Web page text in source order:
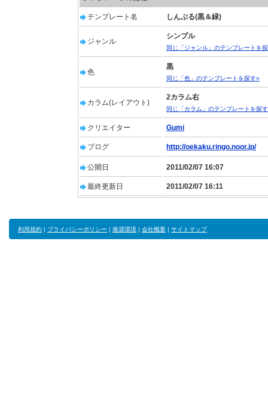
テンプレート名 しんぷる(黒＆緑)
ジャンル
シンプル
同じ「ジャンル」のテンプレートを
色
黒
同じ「色」のテンプレートを探す»
カラム(レイアウト)
2カラム右
同じ「カラム」のテンプレートを探
クリエイター Gumi
ブログ http://oekaku.ringo.noor.jp/
公開日 2011/02/07 16:07
最終更新日 2011/02/07 16:11
利用規約 | プライバシーポリシー | 推奨環境 | 会社概要 | サイトマップ